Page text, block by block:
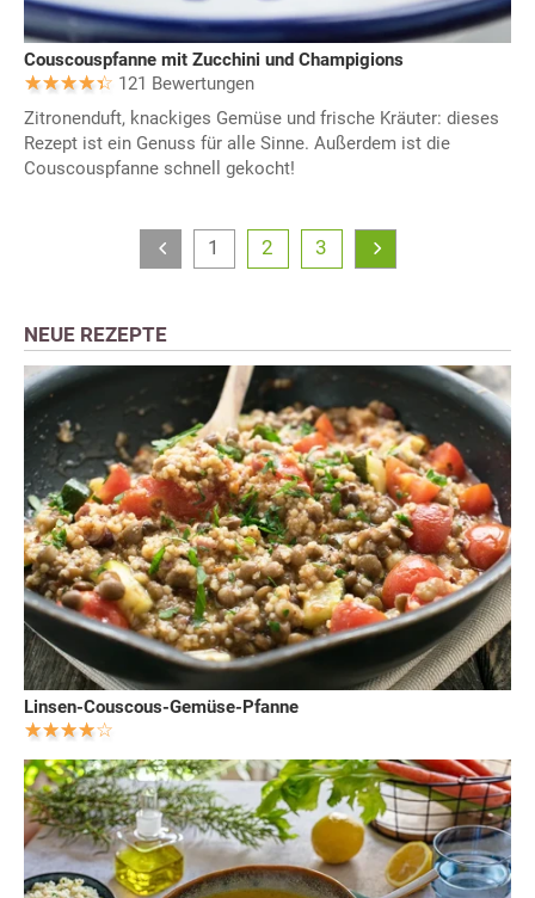
Couscouspfanne mit Zucchini und Champigions
121 Bewertungen
Zitronenduft, knackiges Gemüse und frische Kräuter: dieses
Rezept ist ein Genuss für alle Sinne. Außerdem ist die
Couscouspfanne schnell gekocht!
1 2 3
NEUE REZEPTE
Linsen-Couscous-Gemüse-Pfanne